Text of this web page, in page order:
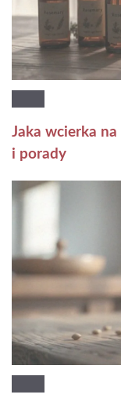
Jaka wcierka
i porady